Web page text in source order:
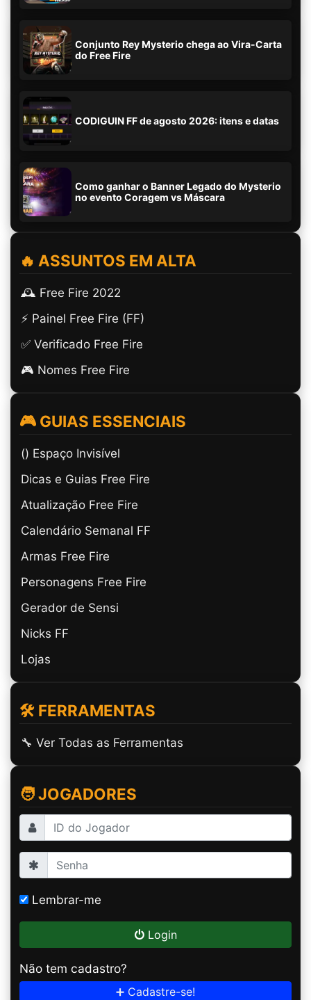
Conjunto Rey Mysterio chega ao Vira-Carta
do Free Fire
CODIGUIN FF de agosto 2026: itens e datas
Como ganhar o Banner Legado do Mysterio
no evento Coragem vs Máscara
🔥 ASSUNTOS EM ALTA
🕰️ Free Fire 2022
⚡ Painel Free Fire (FF)
✅ Verificado Free Fire
🎮 Nomes Free Fire
🎮 GUIAS ESSENCIAIS
(ㅤ) Espaço Invisível
Dicas e Guias Free Fire
Atualização Free Fire
Calendário Semanal FF
Armas Free Fire
Personagens Free Fire
Gerador de Sensi
Nicks FF
Lojas
🛠️ FERRAMENTAS
🔧 Ver Todas as Ferramentas
🧑 JOGADORES
Lembrar-me
Login
Não tem cadastro?
➕ Cadastre-se!